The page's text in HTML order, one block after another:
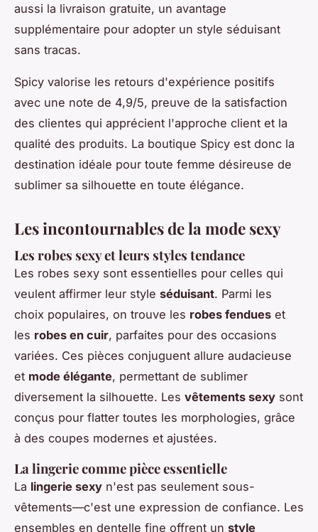
aussi la livraison gratuite, un avantage
supplémentaire pour adopter un style séduisant
sans tracas.
Spicy valorise les retours d'expérience positifs
avec une note de 4,9/5, preuve de la satisfaction
des clientes qui apprécient l'approche client et la
qualité des produits. La boutique Spicy est donc la
destination idéale pour toute femme désireuse de
sublimer sa silhouette en toute élégance.
Les incontournables de la mode sexy
Les robes sexy et leurs styles tendance
Les robes sexy sont essentielles pour celles qui
veulent affirmer leur style séduisant. Parmi les
choix populaires, on trouve les robes fendues et
les robes en cuir, parfaites pour des occasions
variées. Ces pièces conjuguent allure audacieuse
et mode élégante, permettant de sublimer
diversement la silhouette. Les vêtements sexy sont
conçus pour flatter toutes les morphologies, grâce
à des coupes modernes et ajustées.
La lingerie comme pièce essentielle
La lingerie sexy n'est pas seulement sous-
vêtements—c'est une expression de confiance. Les
ensembles en dentelle fine offrent un style